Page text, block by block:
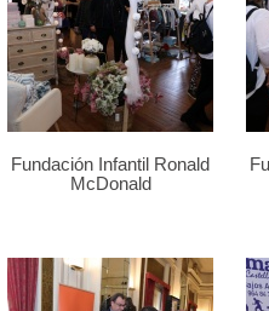
Fundación Infantil Ronald
McDonald